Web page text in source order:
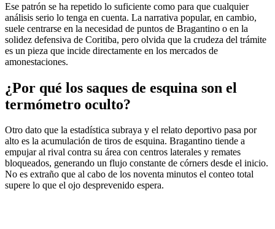
Ese patrón se ha repetido lo suficiente como para que cualquier
análisis serio lo tenga en cuenta. La narrativa popular, en cambio,
suele centrarse en la necesidad de puntos de Bragantino o en la
solidez defensiva de Coritiba, pero olvida que la crudeza del trámite
es un pieza que incide directamente en los mercados de
amonestaciones.
¿Por qué los saques de esquina son el
termómetro oculto?
Otro dato que la estadística subraya y el relato deportivo pasa por
alto es la acumulación de tiros de esquina. Bragantino tiende a
empujar al rival contra su área con centros laterales y remates
bloqueados, generando un flujo constante de córners desde el inicio.
No es extraño que al cabo de los noventa minutos el conteo total
supere lo que el ojo desprevenido espera.